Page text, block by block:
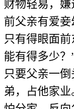
财物轻易，
前父亲有爱
只有得眼面
能有得多少？
只要父亲一
弟，占他家